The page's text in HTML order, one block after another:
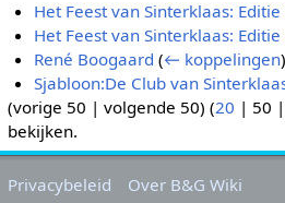
Het Feest van Sinterklaas:
Het Feest van Sinterklaas:
René Boogaard (← koppelingen)
Sjabloon:De Club van
(vorige 50 | volgende 50) (20 | 50 |
bekijken.
Privacybeleid
Over B&G Wiki